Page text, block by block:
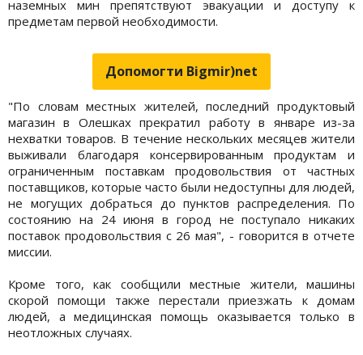
наземных мин препятствуют эвакуации и доступу к
предметам первой необходимости.
Допомогти Bigmir)net
"По словам местных жителей, последний продуктовый
магазин в Олешках прекратил работу в январе из-за
нехватки товаров. В течение нескольких месяцев жители
выживали благодаря консервированным продуктам и
ограниченным поставкам продовольствия от частных
поставщиков, которые часто были недоступны для людей,
не могущих добраться до пунктов распределения. По
состоянию на 24 июня в город не поступало никаких
поставок продовольствия с 26 мая", - говорится в отчете
миссии.
Кроме того, как сообщили местные жители, машины
скорой помощи также перестали приезжать к домам
людей, а медицинская помощь оказывается только в
неотложных случаях.